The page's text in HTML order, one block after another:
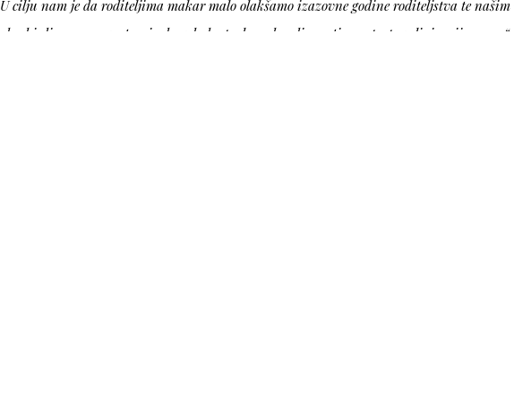
U cilju nam je da roditeljima makar malo olakšamo izazovne godine roditeljstva te
obezbjedimo raznovrstan i zdrav baby prehrambendi asortiman po povoljnim cijenama.“